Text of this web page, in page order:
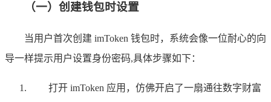
（一）创建钱包时设置
当用户首次创建 imToken 钱包时，系统会像一位耐心的向
导一样提示用户设置身份密码,具体步骤如下：
打开 imToken 应用，仿佛开启了一扇通往数字财富